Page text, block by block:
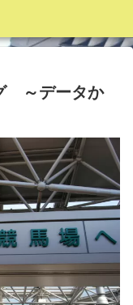
～データか